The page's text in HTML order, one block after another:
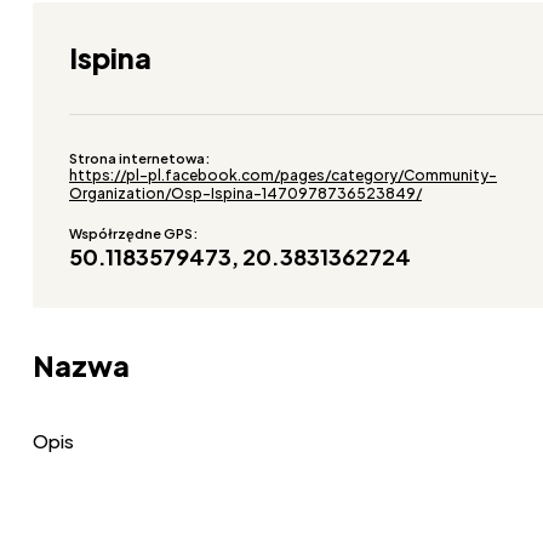
Ispina
Strona internetowa:
https://pl-pl.facebook.com/pages/category/Community-
Organization/Osp-Ispina-1470978736523849/
Współrzędne GPS:
50.1183579473, 20.3831362724
Nazwa
Opis